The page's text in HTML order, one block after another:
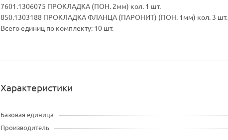
7601.1306075 ПРОКЛАДКА (ПОН. 2мм) кол. 1 шт.
850.1303188 ПРОКЛАДКА ФЛАНЦА (ПАРОНИТ) (ПОН. 1мм) кол. 3 шт.
Всего единиц по комплекту: 10 шт.
Характеристики
Базовая единица
Производитель